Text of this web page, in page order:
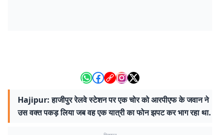
Hajipur: हाजीपुर रेलवे स्टेशन पर एक चोर को आरपीएफ के जवान ने
उस वक्त पकड़ लिया जब वह एक यात्री का फोन झपट कर भाग रहा था.